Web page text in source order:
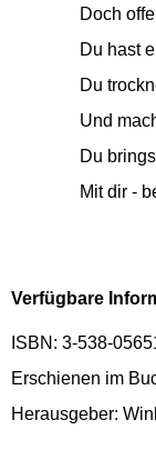
Doch
Du hast
Du
Und
Du
Mit dir -
Verfügbare
ISBN: 3-538-
Erschienen im
Herausgeber: